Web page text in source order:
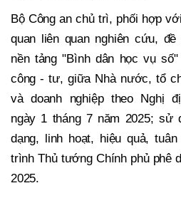
Bộ Công an chủ trì, phối hợp
quan liên quan nghiên cứu,
nền tảng "Bình dân học vụ
công - tư, giữa Nhà nước, tổ
và doanh nghiệp theo Nghị
ngày 1 tháng 7 năm 2025; sử
dạng, linh hoạt, hiệu quả,
trình Thủ tướng Chính phủ phê
2025.